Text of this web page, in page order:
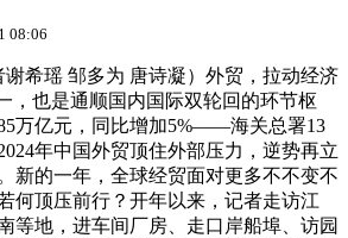
08:06
希瑶 邹多为 唐诗凝）外贸，拉动经济
，也是通顺国内国际双轮回的环节枢
万亿元，同比增加5%——海关总署13
年中国外贸顶住外部压力，逆势再立
新的一年，全球经贸面对更多不不变不
何顶压前行？开年以来，记者走访江
等地，进车间厂房、走口岸船埠、访园